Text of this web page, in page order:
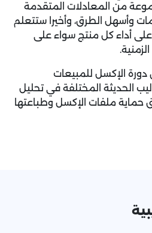
من المعادلات المتقدمة
وأسهل الطرق، وأخيرا ستتعلم
أداء كل منتج سواء على
الإكسل للمبيعات
الحديثة المختلفة في تحليل
حماية ملفات الإكسل وطباعتها